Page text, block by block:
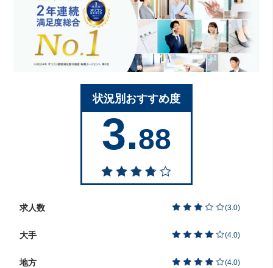
状況別おすすめ度
3.88
求人数 (3.0)
大手 (4.0)
地方 (4.0)